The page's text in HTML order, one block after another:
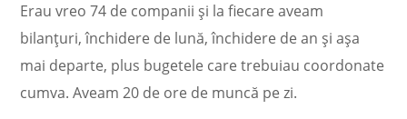
Erau vreo 74 de companii și la fiecare aveam
bilanțuri, închidere de lună, închidere de an și așa
mai departe, plus bugetele care trebuiau coordonate
cumva. Aveam 20 de ore de muncă pe zi.